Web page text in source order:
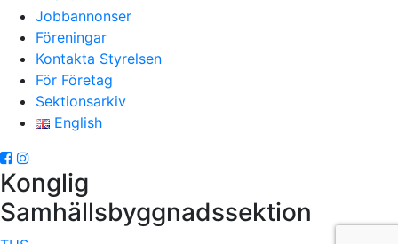
Jobbannonser
Föreningar
Kontakta Styrelsen
För Företag
Sektionsarkiv
English
Konglig
Samhällsbyggnadssektion